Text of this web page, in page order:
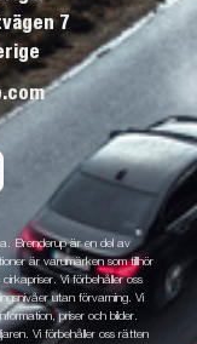
7
Brenderup är en del av
är varumärken som tillhör
Vi förbehåller oss
utan förvarning. Vi
priser och bilder.
Vi förbehåller oss rätten